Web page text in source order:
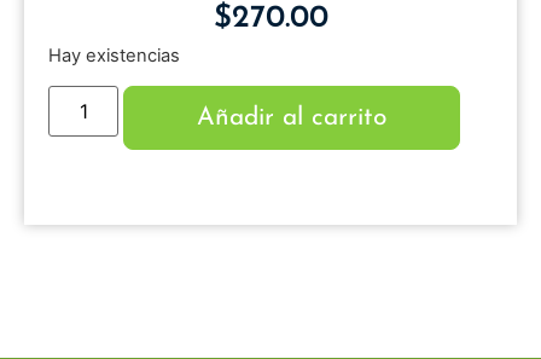
$270.00
Hay existencias
Añadir al carrito